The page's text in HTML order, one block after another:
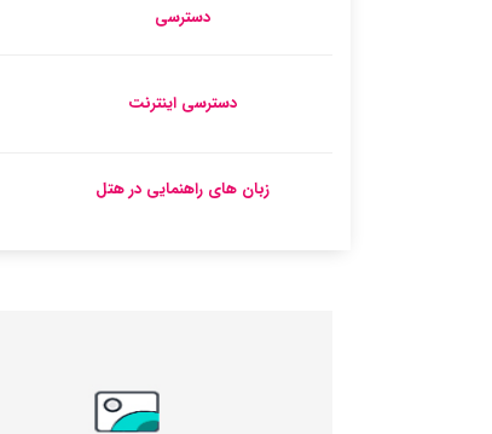
دسترسی
دسترسی اینترنت
زبان های راهنمایی در هتل